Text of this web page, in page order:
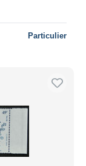
Particulier